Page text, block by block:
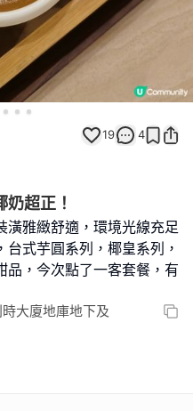
19 4
超正！
潢雅緻舒適，環境光線充足
式芋圓系列，椰皇系列，
品，今次點了一客套餐，有
大廈地庫地下及